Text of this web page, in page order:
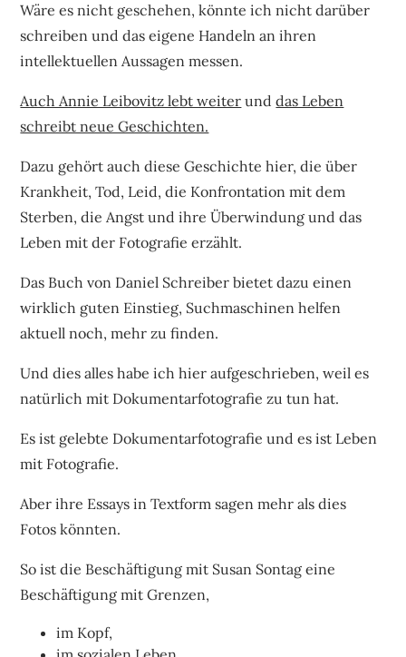
Wäre es nicht geschehen, könnte ich nicht darüber
schreiben und das eigene Handeln an ihren
intellektuellen Aussagen messen.
Auch Annie Leibovitz lebt weiter unddas Leben
schreibt neue Geschichten.
Dazu gehört auch diese Geschichte hier, die über
Krankheit, Tod, Leid, die Konfrontation mit dem
Sterben, die Angst und ihre Überwindung und das
Leben mit der Fotografie erzählt.
Das Buch von Daniel Schreiber bietet dazu einen
wirklich guten Einstieg, Suchmaschinen helfen
aktuell noch, mehr zu finden.
Und dies alles habe ich hier aufgeschrieben, weil es
natürlich mit Dokumentarfotografie zu tun hat.
Es ist gelebte Dokumentarfotografie und es ist Leben
mit Fotografie.
Aber ihre Essays in Textform sagen mehr als dies
Fotos könnten.
So ist die Beschäftigung mit Susan Sontag eine
Beschäftigung mit Grenzen,
im Kopf,